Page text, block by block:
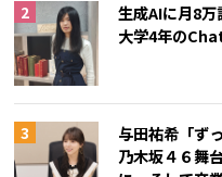
生成AIに月8
大学4年の
与田祐希「ず
乃木坂４６舞